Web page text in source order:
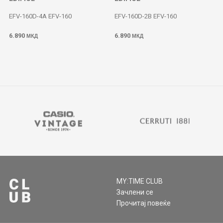
EFV-160D-4A EFV-160
6.890 МКД
EFV-160D-2B EFV-160
6.890 МКД
MY:TIME CLUB
Зачлени се
Прочитај повеќе